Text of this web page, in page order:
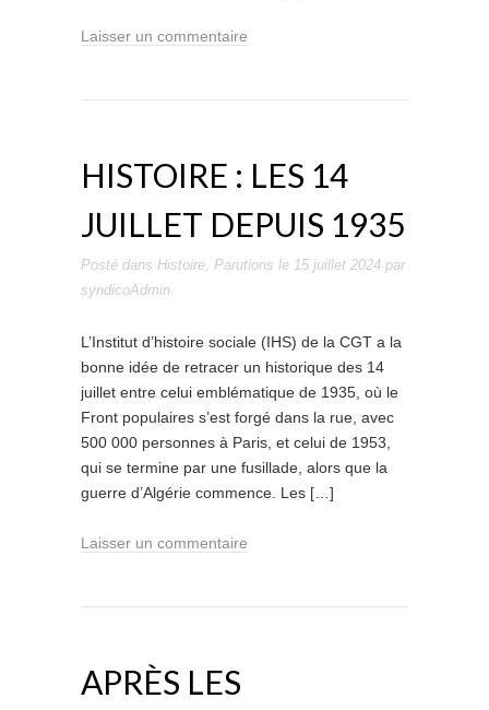
Laisser un commentaire
HISTOIRE : LES 14
JUILLET DEPUIS 1935
Posté dans Histoire, Parutions le 15 juillet 2024 par
syndicoAdmin.
L’Institut d’histoire sociale (IHS) de la CGT a la
bonne idée de retracer un historique des 14
juillet entre celui emblématique de 1935, où le
Front populaires s’est forgé dans la rue, avec
500 000 personnes à Paris, et celui de 1953,
qui se termine par une fusillade, alors que la
guerre d’Algérie commence. Les […]
Laisser un commentaire
APRÈS LES